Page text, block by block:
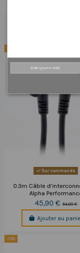
-15%
Sur commande
0.3m Câble
Alpha
45,90 € 54,00 €
Ajouter au
-15%